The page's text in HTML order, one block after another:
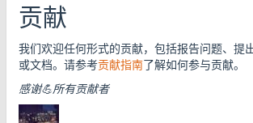
贡献
我们欢迎任何形式的贡献，包括报告问题、提
或文档。请参考贡献指南了解如何参与贡献。
感谢💪所有贡献者